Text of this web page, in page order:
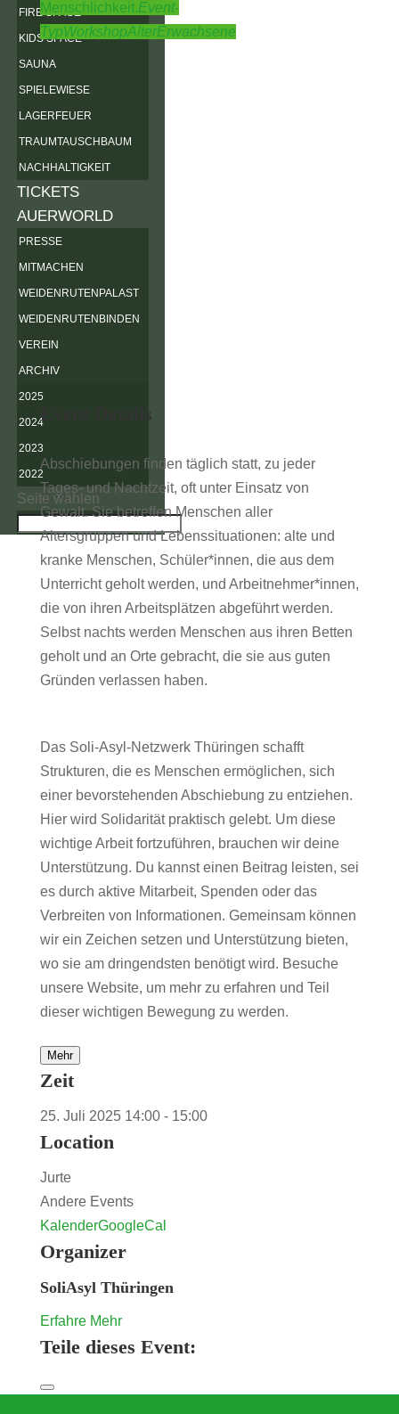
FIRE SPACE
KIDS SPACE
SAUNA
SPIELEWIESE
LAGERFEUER
TRAUMTAUSCHBAUM
NACHHALTIGKEIT
TICKETS
AUERWORLD
PRESSE
MITMACHEN
WEIDENRUTENPALAST
WEIDENRUTENBINDEN
VEREIN
ARCHIV
2025
2024
2023
2022
Seite wählen
Menschlichkeit.Event-
TypWorkshopAlterErwachsene
Event Details
Abschiebungen finden täglich statt, zu jeder
Tages- und Nachtzeit, oft unter Einsatz von
Gewalt. Sie betreffen Menschen aller
Altersgruppen und Lebenssituationen: alte und
kranke Menschen, Schüler*innen, die aus dem
Unterricht geholt werden, und Arbeitnehmer*innen,
die von ihren Arbeitsplätzen abgeführt werden.
Selbst nachts werden Menschen aus ihren Betten
geholt und an Orte gebracht, die sie aus guten
Gründen verlassen haben.
Das Soli-Asyl-Netzwerk Thüringen schafft
Strukturen, die es Menschen ermöglichen, sich
einer bevorstehenden Abschiebung zu entziehen.
Hier wird Solidarität praktisch gelebt. Um diese
wichtige Arbeit fortzuführen, brauchen wir deine
Unterstützung. Du kannst einen Beitrag leisten, sei
es durch aktive Mitarbeit, Spenden oder das
Verbreiten von Informationen. Gemeinsam können
wir ein Zeichen setzen und Unterstützung bieten,
wo sie am dringendsten benötigt wird. Besuche
unsere Website, um mehr zu erfahren und Teil
dieser wichtigen Bewegung zu werden.
Mehr
Zeit
25. Juli 2025 14:00- 15:00
Location
Jurte
Andere Events
KalenderGoogleCal
Organizer
SoliAsyl Thüringen
Erfahre Mehr
Teile dieses Event: